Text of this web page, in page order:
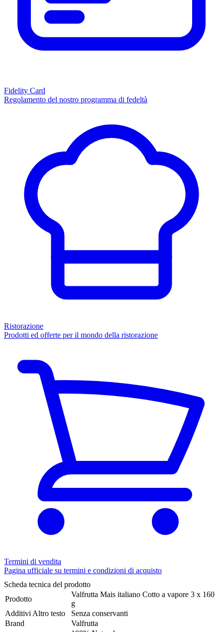
Fidelity Card
Regolamento del nostro programma di fedeltà
Ristorazione
Prodotti ed offerte per il mondo della ristorazione
Termini di vendita
Pagina ufficiale su termini e condizioni di acquisto
Scheda tecnica del prodotto
Prodotto
Valfrutta Mais italiano Cotto a vapore 3 x 160
g
Additivi Altro testo
Senza conservanti
Brand
Valfrutta